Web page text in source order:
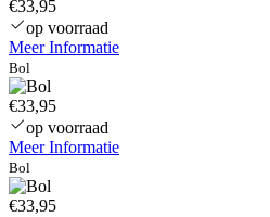
€33,95
op voorraad
Meer Informatie
Bol
€33,95
op voorraad
Meer Informatie
Bol
€33,95